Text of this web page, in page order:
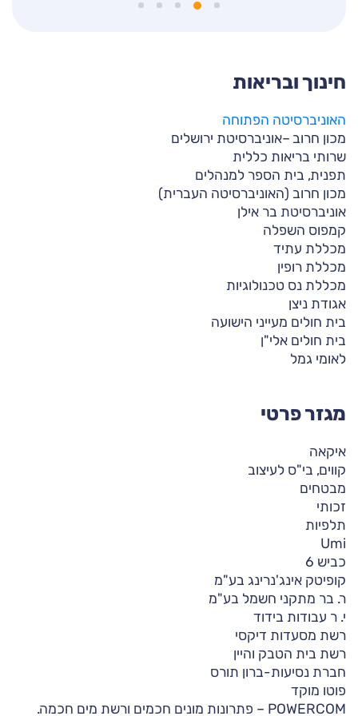
חינוך ובריאות
האוניברסיטה הפתוחה
מכון חרוב –אוניברסיטת ירושלים
שרותי בריאות כללית
תפנית, בית הספר למנהלים
מכון חרוב (האוניברסיטה העברית)
אוניברסיטת בר אילן
קמפוס השפלה
מכללת עתיד
מכללת רופין
מכללת נס טכנולוגיות
אגודת ניצן
בית חולים מעייני הישועה
בית חולים אלי"ן
לאומי גמל
מגזר פרטי
איקאה
קווים, בי"ס לעיצוב
מבטחים
זכותי
תלפיות
Umi
כביש 6
קופיטק אינג'נרינג בע"מ
ר. בר מתקני חשמל בע"מ
י. ר עבודות בידוד
רשת מסעדות דיקסי
רשת בית הטבק והיין
חברת נסיעות-ברון תורס
פוטו מוקד
POWERCOM – פתרונות מונים חכמים ורשת מים חכמה.